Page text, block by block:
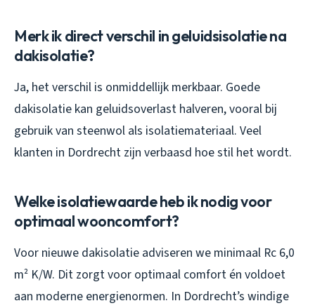
Merk ik direct verschil in geluidsisolatie na
dakisolatie?
Ja, het verschil is onmiddellijk merkbaar. Goede
dakisolatie kan geluidsoverlast halveren, vooral bij
gebruik van steenwol als isolatiemateriaal. Veel
klanten in Dordrecht zijn verbaasd hoe stil het wordt.
Welke isolatiewaarde heb ik nodig voor
optimaal wooncomfort?
Voor nieuwe dakisolatie adviseren we minimaal Rc 6,0
m² K/W. Dit zorgt voor optimaal comfort én voldoet
aan moderne energienormen. In Dordrecht’s windige